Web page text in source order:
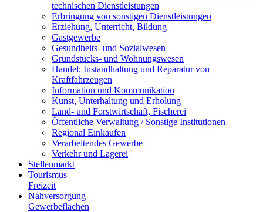
technischen Dienstleistungen
Erbringung von sonstigen Dienstleistungen
Erziehung, Unterricht, Bildung
Gastgewerbe
Gesundheits- und Sozialwesen
Grundstücks- und Wohnungswesen
Handel; Instandhaltung und Reparatur von
Kraftfahrzeugen
Information und Kommunikation
Kunst, Unterhaltung und Erholung
Land- und Forstwirtschaft, Fischerei
Öffentliche Verwaltung / Sonstige Institutionen
Regional Einkaufen
Verarbeitendes Gewerbe
Verkehr und Lagerei
Stellenmarkt
Tourismus
Freizeit
Nahversorgung
Gewerbeflächen